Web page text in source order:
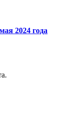
2024 года